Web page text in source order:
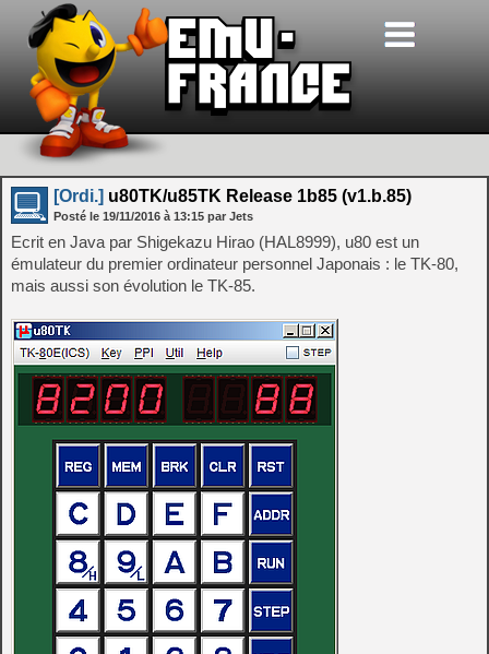
[Ordi.] u80TK/u85TK Release 1b85 (v1.b.85)
Posté le 19/11/2016 à 13:15 par Jets
Ecrit en Java par Shigekazu Hirao (HAL8999), u80 est un
émulateur du premier ordinateur personnel Japonais : le TK-80,
mais aussi son évolution le TK-85.